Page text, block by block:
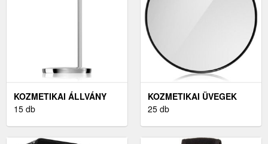
KOZMETIKAI ÁLLVÁNY
15 db
KOZMETIKAI ÜVEGEK
25 db